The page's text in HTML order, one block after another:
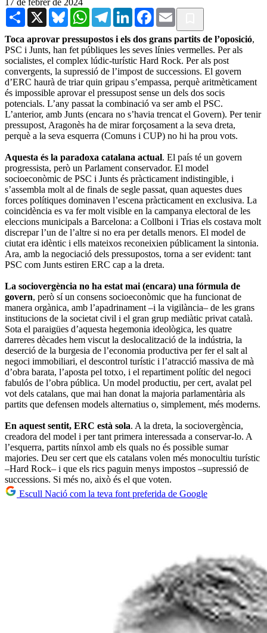
Share X BlueskyWhatsAppTelegramLinkedInFacebook
Email
Toca aprovar pressupostos i els dos grans partits de l’oposició,
PSC i Junts, han fet públiques les seves línies vermelles. Per als
socialistes, el complex lúdic-turístic Hard Rock. Per als post
convergents, la supressió de l’impost de successions. El govern
d’ERC haurà de triar quin gripau s’empassa, perquè aritmèticament
és impossible aprovar el pressupost sense un dels dos socis
potencials. L’any passat la combinació va ser amb el PSC.
L’anterior, amb Junts (encara no s’havia trencat el Govern). Per tenir
pressupost, Aragonès ha de mirar forçosament a la seva dreta,
perquè a la seva esquerra (Comuns i CUP) no hi ha prou vots.
Aquesta és la paradoxa catalana actual. El país té un govern
progressista, però un Parlament conservador. El model
socioeconòmic de PSC i Junts és pràcticament indistingible, i
s’assembla molt al de finals de segle passat, quan aquestes dues
forces polítiques dominaven l’escena pràcticament en exclusiva. La
coincidència es va fer molt visible en la campanya electoral de les
eleccions municipals a Barcelona: a Collboni i Trias els costava molt
discrepar l’un de l’altre si no era per detalls menors. El model de
ciutat era idèntic i ells mateixos reconeixien públicament la sintonia.
Ara, amb la negociació dels pressupostos, torna a ser evident: tant
PSC com Junts estiren ERC cap a la dreta.
La sociovergència no ha estat mai (encara) una fórmula de
govern, però sí un consens socioeconòmic que ha funcionat de
manera orgànica, amb l’apadrinament –i la vigilància– de les grans
institucions de la societat civil i el gran grup mediàtic privat català.
Sota el paraigües d’aquesta hegemonia ideològica, les quatre
darreres dècades hem viscut la deslocalització de la indústria, la
deserció de la burgesia de l’economia productiva per fer el salt al
negoci immobiliari, el descontrol turístic i l’atracció massiva de mà
d’obra barata, l’aposta pel totxo, i el repartiment polític del negoci
fabulós de l’obra pública. Un model productiu, per cert, avalat pel
vot dels catalans, que mai han donat la majoria parlamentària als
partits que defensen models alternatius o, simplement, més moderns.
En aquest sentit, ERC està sola. A la dreta, la sociovergència,
creadora del model i per tant primera interessada a conservar-lo. A
l’esquerra, partits nínxol amb els quals no és possible sumar
majories. Deu ser cert que els catalans volen més monocultiu turístic
–Hard Rock– i que els rics paguin menys impostos –supressió de
successions. Si més no, això és el que voten.
Escull Nació com la teva font preferida de Google